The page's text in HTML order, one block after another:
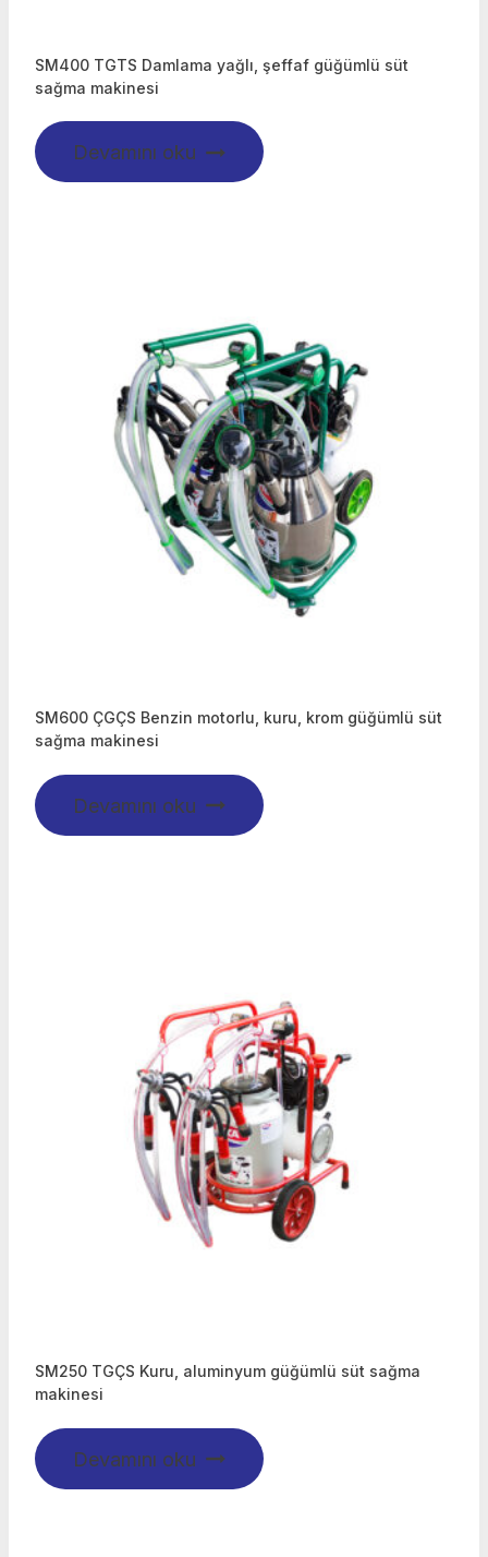
SM400 TGTS Damlama yağlı, şeffaf güğümlü süt
sağma makinesi
Devamını oku
SM600 ÇGÇS Benzin motorlu, kuru, krom güğümlü süt
sağma makinesi
Devamını oku
SM250 TGÇS Kuru, aluminyum güğümlü süt sağma
makinesi
Devamını oku